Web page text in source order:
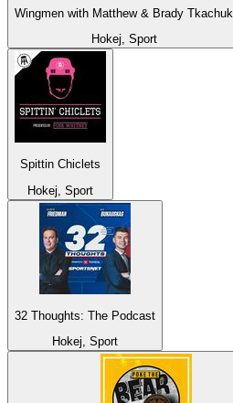
Wingmen with Matthew & Brady Tkachuk
Hokej, Sport
Spittin Chiclets
Hokej, Sport
32 Thoughts: The Podcast
Hokej, Sport